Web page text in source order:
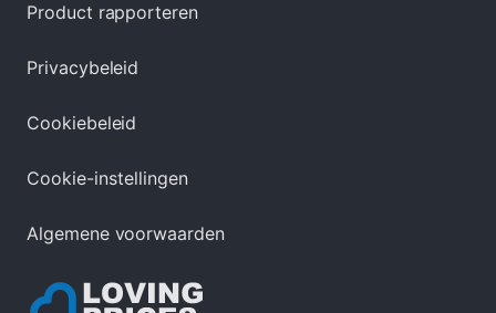
Product rapporteren
Privacybeleid
Cookiebeleid
Cookie-instellingen
Algemene voorwaarden